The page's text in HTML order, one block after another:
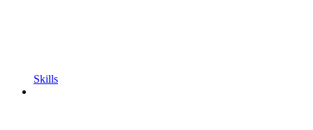
Skills